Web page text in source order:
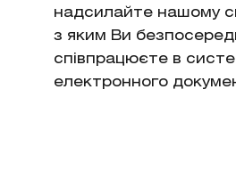
надсилайте нашому
з яким Ви
співпрацюєте в
електронного